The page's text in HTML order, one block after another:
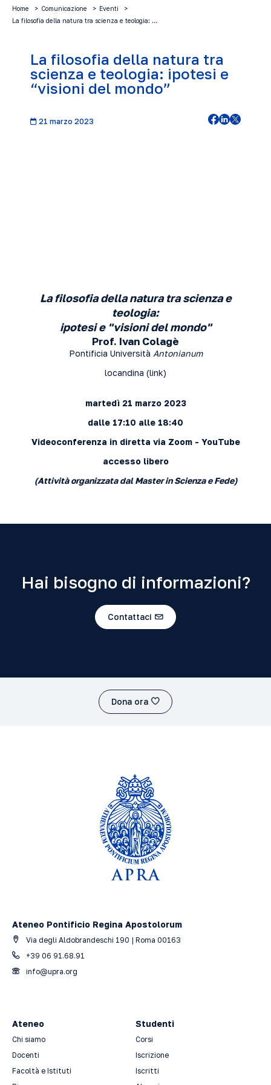
Home Comunicazione
Eventi
La filosofia della natura tra scienza e teologia: …
La filosofia della natura tra
scienza e teologia: ipotesi e
“visioni del mondo”
21 marzo 2023
La filosofia della natura tra scienza e
teologia:
ipotesi e "visioni del mondo"
Prof. Ivan Colagè
Pontificia Università Antonianum
locandina (link)
martedì 21 marzo 2023
dalle 17:10 alle 18:40
Videoconferenza in diretta via Zoom- YouTube
accesso libero
(Attività organizzata dal Master in Scienza e Fede)
Hai bisogno di informazioni?
Contattaci
Dona ora
Ateneo Pontificio Regina Apostolorum
Via degli Aldobrandeschi 190 | Roma 00163
+39 06 91.68.91
info@upra.org
Ateneo
Chi siamo
Docenti
Facoltà e Istituti
Studenti
Corsi
Iscrizione
Iscritti